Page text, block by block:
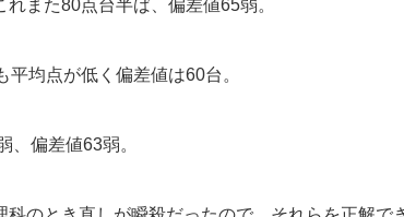
また80点台半ば、偏差値65弱。
均点が低く偏差値は60台。
、偏差値63弱。